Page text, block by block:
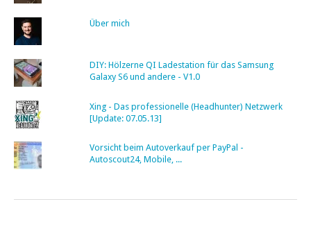
Über mich
DIY: Hölzerne QI Ladestation für das Samsung
Galaxy S6 und andere - V1.0
Xing - Das professionelle (Headhunter) Netzwerk
[Update: 07.05.13]
Vorsicht beim Autoverkauf per PayPal -
Autoscout24, Mobile, ...